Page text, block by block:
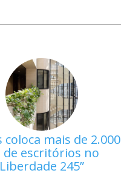
coloca mais de 2.000
de escritórios no
Liberdade 245